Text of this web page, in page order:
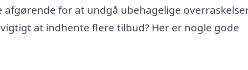
for at undgå ubehagelige
at indhente flere tilbud? Her er nogle gode